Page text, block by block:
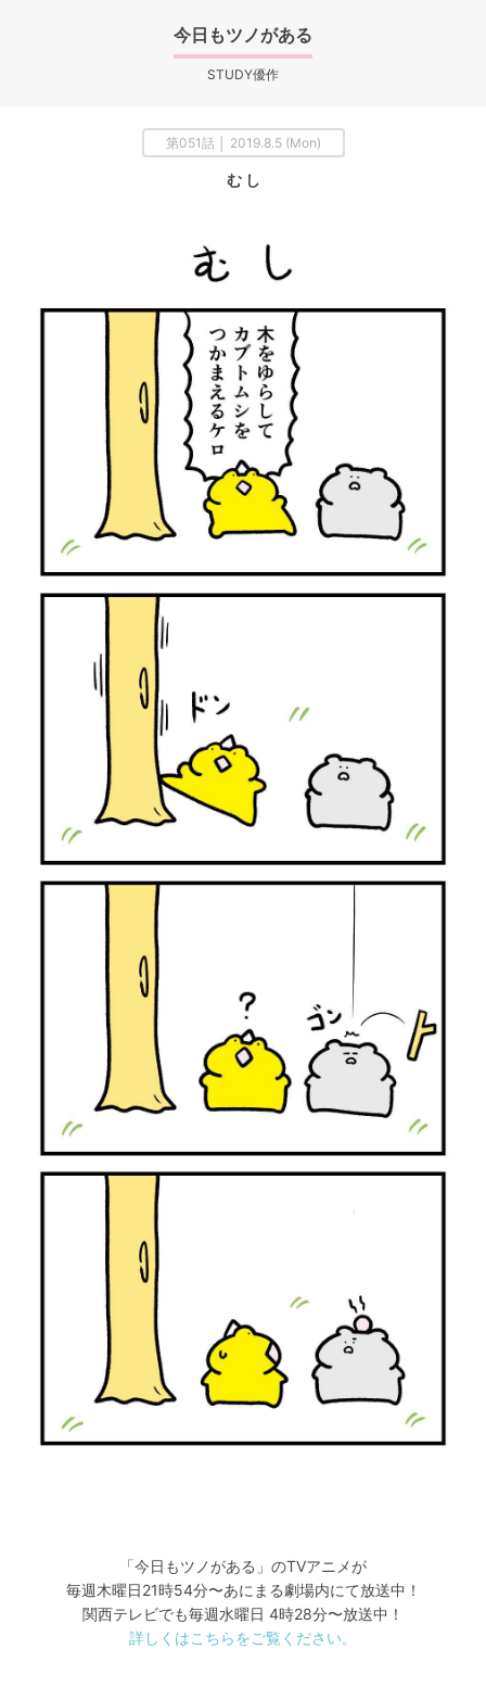
今日もツノがある
STUDY優作
第051話 │ 2019.8.5 (Mon)
む し
「今日もツノがある」のTVアニメが
毎週木曜日21時54分〜あにまる劇場内にて放送中！
関西テレビでも毎週水曜日 4時28分〜放送中！
詳しくはこちらをご覧ください。